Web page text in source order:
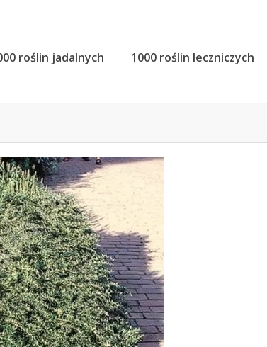
roślin jadalnych 1000 roślin leczniczych